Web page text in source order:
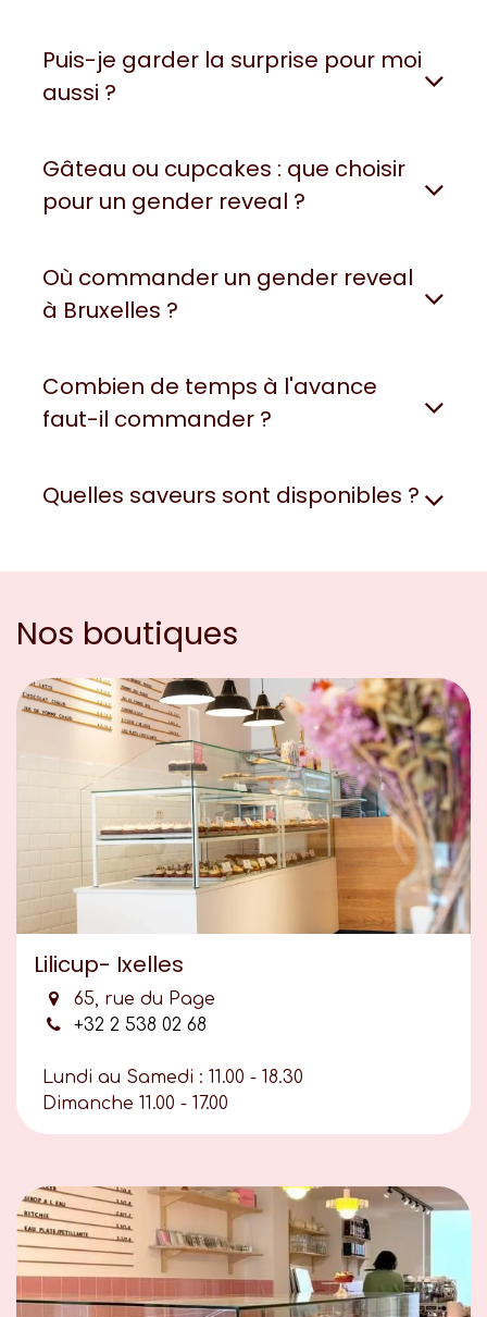
Puis-je garder la surprise pour moi
aussi ?
Gâteau ou cupcakes : que choisir
pour un gender reveal ?
Où commander un gender reveal
à Bruxelles ?
Combien de temps à l'avance
faut-il commander ?
Quelles saveurs sont disponibles ?
Nos boutiques
Lilicup- Ixelles
65, rue du Page
+32 2 538 02 68
Lundi au Samedi : 11.00 - 18.30
Dimanche 11.00 - 17.00